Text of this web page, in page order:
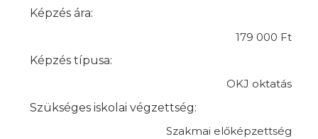
Képzés ára:
179 000 Ft
Képzés típusa:
OKJ oktatás
Szükséges iskolai végzettség:
Szakmai előképzettség